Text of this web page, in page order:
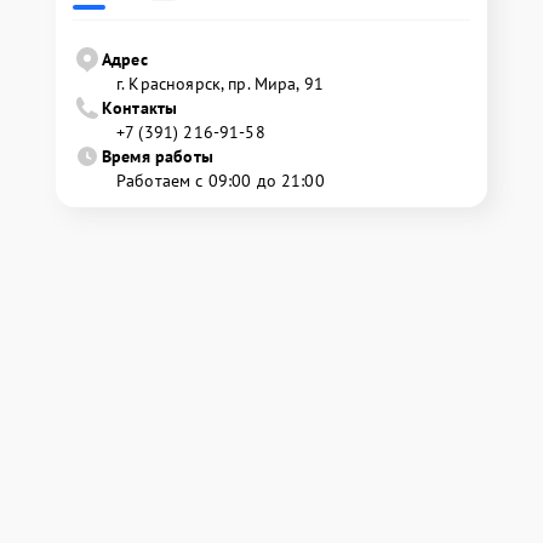
Адрес
г. Красноярск, ​пр. Мира, 91
Контакты
+7 (391) 216-91-58
Время работы
Работаем с 09:00 до 21:00